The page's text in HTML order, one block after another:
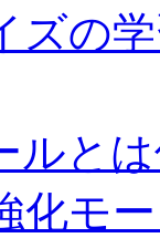
ズの
ルと
化モ